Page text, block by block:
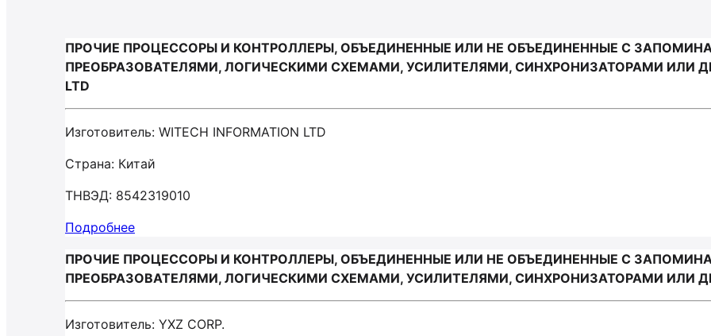
ПРОЧИЕ ПРОЦЕССОРЫ И КОНТРОЛЛЕРЫ, ОБЪЕДИНЕННЫЕ ИЛИ НЕ ОБЪЕДИНЕННЫЕ С
ПРЕОБРАЗОВАТЕЛЯМИ, ЛОГИЧЕСКИМИ СХЕМАМИ, УСИЛИТЕЛЯМИ, СИНХРОНИЗАТОРАМИ ИЛИ
LTD
Изготовитель: WITECH INFORMATION LTD
Страна: Китай
ТНВЭД: 8542319010
Подробнее
ПРОЧИЕ ПРОЦЕССОРЫ И КОНТРОЛЛЕРЫ, ОБЪЕДИНЕННЫЕ ИЛИ НЕ ОБЪЕДИНЕННЫЕ С
ПРЕОБРАЗОВАТЕЛЯМИ, ЛОГИЧЕСКИМИ СХЕМАМИ, УСИЛИТЕЛЯМИ, СИНХРОНИЗАТОРАМИ ИЛИ
Изготовитель: YXZ CORP.